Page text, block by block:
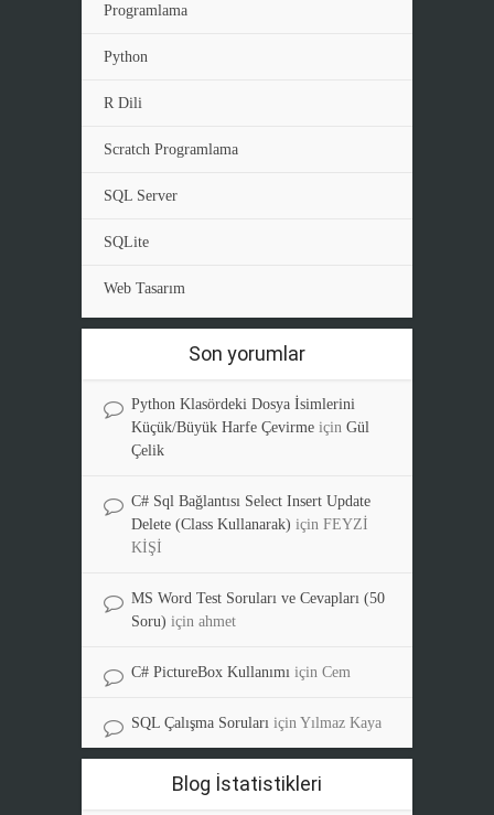
Programlama
Python
R Dili
Scratch Programlama
SQL Server
SQLite
Web Tasarım
Son yorumlar
Python Klasördeki Dosya İsimlerini
Küçük/Büyük Harfe Çevirme için Gül
Çelik
C# Sql Bağlantısı Select Insert Update
Delete (Class Kullanarak) için FEYZİ
KİŞİ
MS Word Test Soruları ve Cevapları (50
Soru) için ahmet
C# PictureBox Kullanımı için Cem
SQL Çalışma Soruları için Yılmaz Kaya
Blog İstatistikleri